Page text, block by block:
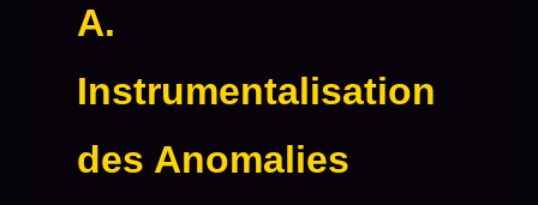
A.
Instrumentalisation
des Anomalies